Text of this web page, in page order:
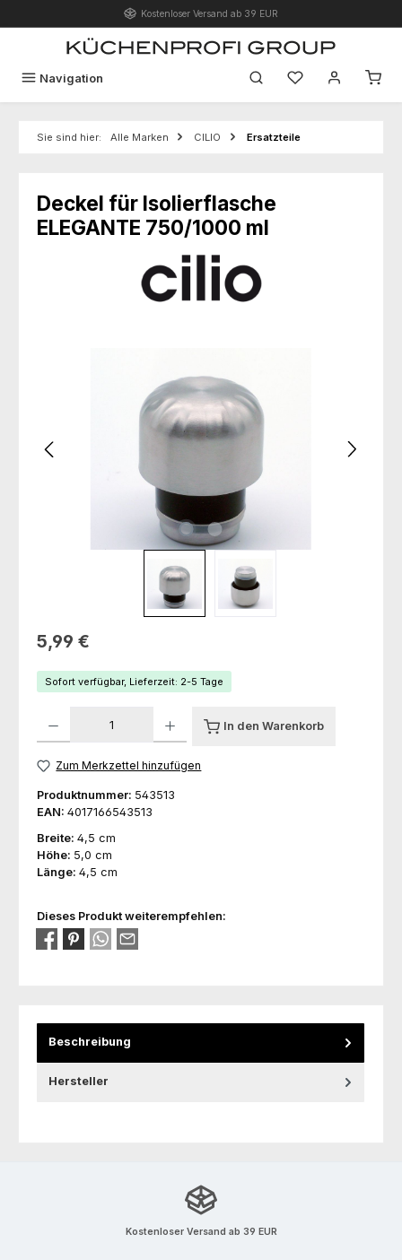
Zum Hauptinhalt springenKostenloser Versand ab 39 EUR
Navigation Du hast 0
Sie sind hier: Alle Marken CILIO Ersatzteile
Deckel für Isolierflasche
ELEGANTE 750/1000 ml
Regulärer Preis:
5,99 €
Sofort verfügbar, Lieferzeit: 2-5 Tage
In den Warenkorb
Zum Merkzettel hinzufügen
Produktnummer: 543513
EAN: 4017166543513
Breite: 4,5 cm
Höhe: 5,0 cm
Länge: 4,5 cm
Dieses Produkt weiterempfehlen:
Beschreibung
Hersteller
Kostenloser Versand ab 39 EUR